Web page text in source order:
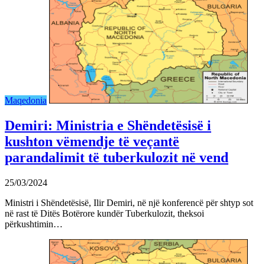
Maqedonia
Demiri: Ministria e Shëndetësisë i
kushton vëmendje të veçantë
parandalimit të tuberkulozit në vend
25/03/2024
Ministri i Shëndetësisë, Ilir Demiri, në një konferencë për shtyp sot
në rast të Ditës Botërore kundër Tuberkulozit, theksoi
përkushtimin…